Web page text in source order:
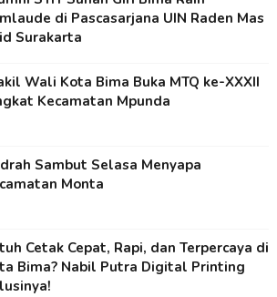
di Pascasarjana UIN Raden Mas
Surakarta
Wali Kota Bima Buka MTQ ke-XXXII
Kecamatan Mpunda
Sambut Selasa Menyapa
Monta
Cetak Cepat, Rapi, dan Terpercaya di
Bima? Nabil Putra Digital Printing